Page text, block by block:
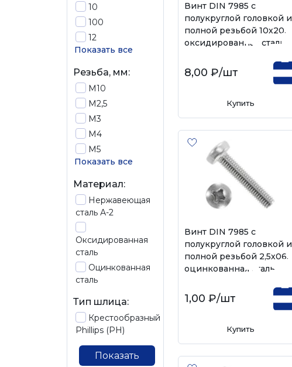
10
100
12
Показать все
Резьба, мм:
М10
М2,5
М3
М4
М5
Показать все
Материал:
Нержавеющая
сталь А-2
Оксидированная
сталь
Оцинкованная
сталь
Тип шлица:
Крестообразный
Phillips (PH)
Показать
Винт DIN 7985 с
полукруглой головкой и
полной резьбой 10х20,
оксидированная сталь
8,00 ₽/шт
Купить
Винт DIN 7985 с
полукруглой головкой и
полной резьбой 2,5х06,
оцинкованная сталь
1,00 ₽/шт
Купить